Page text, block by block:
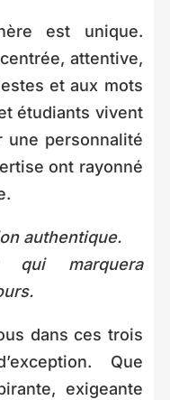
est unique.
attentive,
et aux mots
étudiants vivent
une personnalité
ont rayonné
authentique.
qui marquera
dans ces trois
Que
exigeante